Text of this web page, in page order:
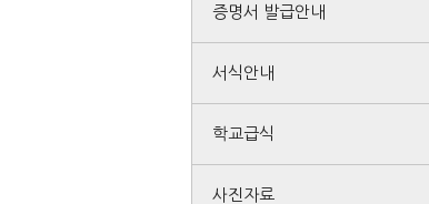
증명서 발급안내
서식안내
학교급식
사진자료